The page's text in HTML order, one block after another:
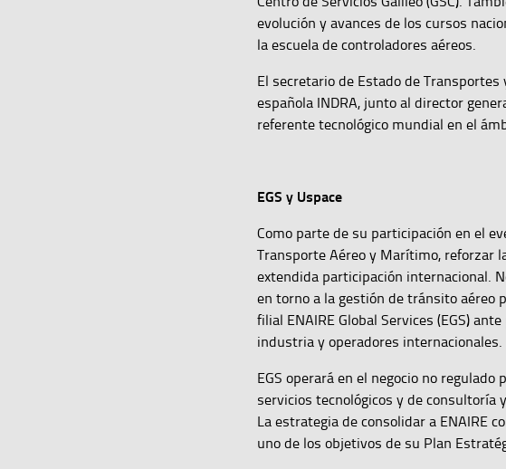
evolución y avances de los cursos
la escuela de controladores aéreos.
El secretario de Estado de
española INDRA, junto al director
referente tecnológico mundial en el
EGS y Uspace
Como parte de su participación en el
Transporte Aéreo y Marítimo, reforzar
extendida participación internacional.
en torno a la gestión de tránsito aéreo
filial ENAIRE Global Services (EGS)
industria y operadores internacionales.
EGS operará en el negocio no
servicios tecnológicos y de consultoría
La estrategia de consolidar a ENAIRE
uno de los objetivos de su Plan